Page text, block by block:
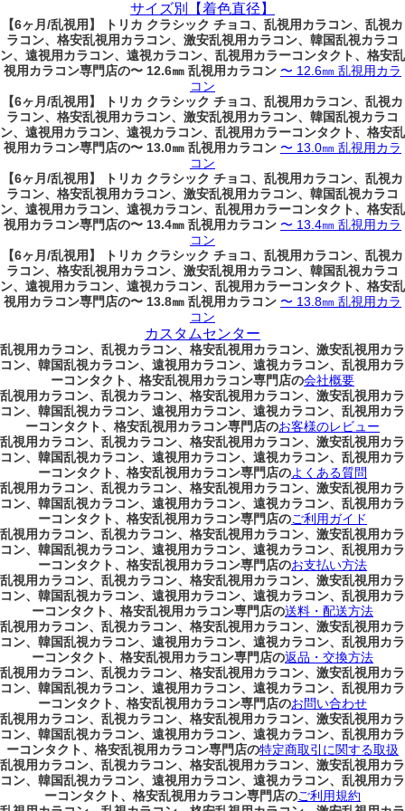
サイズ別【着色直径】
【6ヶ月/乱視用】 トリカ クラシック チョコ、乱視用カラコン、乱視カ
ラコン、格安乱視用カラコン、激安乱視用カラコン、韓国乱視カラコ
ン、遠視用カラコン、遠視カラコン、乱視用カラーコンタクト、格安乱
視用カラコン専門店の〜 12.6㎜ 乱視用カラコン 〜 12.6㎜ 乱視用カラ
コン
【6ヶ月/乱視用】 トリカ クラシック チョコ、乱視用カラコン、乱視カ
ラコン、格安乱視用カラコン、激安乱視用カラコン、韓国乱視カラコ
ン、遠視用カラコン、遠視カラコン、乱視用カラーコンタクト、格安乱
視用カラコン専門店の〜 13.0㎜ 乱視用カラコン 〜 13.0㎜ 乱視用カラ
コン
【6ヶ月/乱視用】 トリカ クラシック チョコ、乱視用カラコン、乱視カ
ラコン、格安乱視用カラコン、激安乱視用カラコン、韓国乱視カラコ
ン、遠視用カラコン、遠視カラコン、乱視用カラーコンタクト、格安乱
視用カラコン専門店の〜 13.4㎜ 乱視用カラコン 〜 13.4㎜ 乱視用カラ
コン
【6ヶ月/乱視用】 トリカ クラシック チョコ、乱視用カラコン、乱視カ
ラコン、格安乱視用カラコン、激安乱視用カラコン、韓国乱視カラコ
ン、遠視用カラコン、遠視カラコン、乱視用カラーコンタクト、格安乱
視用カラコン専門店の〜 13.8㎜ 乱視用カラコン 〜 13.8㎜ 乱視用カラ
コン
カスタムセンター
乱視用カラコン、乱視カラコン、格安乱視用カラコン、激安乱視用カラ
コン、韓国乱視カラコン、遠視用カラコン、遠視カラコン、乱視用カラ
ーコンタクト、格安乱視用カラコン専門店の会社概要
乱視用カラコン、乱視カラコン、格安乱視用カラコン、激安乱視用カラ
コン、韓国乱視カラコン、遠視用カラコン、遠視カラコン、乱視用カラ
ーコンタクト、格安乱視用カラコン専門店のお客様のレビュー
乱視用カラコン、乱視カラコン、格安乱視用カラコン、激安乱視用カラ
コン、韓国乱視カラコン、遠視用カラコン、遠視カラコン、乱視用カラ
ーコンタクト、格安乱視用カラコン専門店のよくある質問
乱視用カラコン、乱視カラコン、格安乱視用カラコン、激安乱視用カラ
コン、韓国乱視カラコン、遠視用カラコン、遠視カラコン、乱視用カラ
ーコンタクト、格安乱視用カラコン専門店のご利用ガイド
乱視用カラコン、乱視カラコン、格安乱視用カラコン、激安乱視用カラ
コン、韓国乱視カラコン、遠視用カラコン、遠視カラコン、乱視用カラ
ーコンタクト、格安乱視用カラコン専門店のお支払い方法
乱視用カラコン、乱視カラコン、格安乱視用カラコン、激安乱視用カラ
コン、韓国乱視カラコン、遠視用カラコン、遠視カラコン、乱視用カラ
ーコンタクト、格安乱視用カラコン専門店の送料・配送方法
乱視用カラコン、乱視カラコン、格安乱視用カラコン、激安乱視用カラ
コン、韓国乱視カラコン、遠視用カラコン、遠視カラコン、乱視用カラ
ーコンタクト、格安乱視用カラコン専門店の返品・交換方法
乱視用カラコン、乱視カラコン、格安乱視用カラコン、激安乱視用カラ
コン、韓国乱視カラコン、遠視用カラコン、遠視カラコン、乱視用カラ
ーコンタクト、格安乱視用カラコン専門店のお問い合わせ
乱視用カラコン、乱視カラコン、格安乱視用カラコン、激安乱視用カラ
コン、韓国乱視カラコン、遠視用カラコン、遠視カラコン、乱視用カラ
ーコンタクト、格安乱視用カラコン専門店の特定商取引に関する取扱
乱視用カラコン、乱視カラコン、格安乱視用カラコン、激安乱視用カラ
コン、韓国乱視カラコン、遠視用カラコン、遠視カラコン、乱視用カラ
ーコンタクト、格安乱視用カラコン専門店のご利用規約